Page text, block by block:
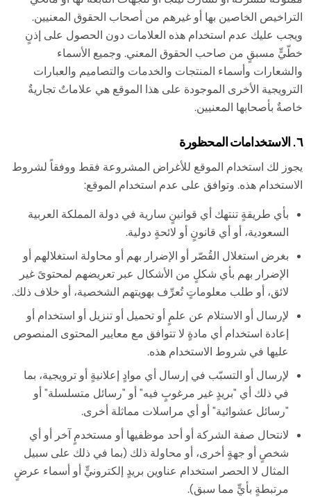
التراخيص الخاصين بها أو غيرهم من أصحاب الحقوق المعنيين.
ويجب عليك عدم استخدام هذه العلامات دون الحصول على إذنٍ
خطّيٍّ مسبقٍ من صاحب الحقوق المعني. وجميع الأسماء
والشعارات وأسماء المنتجات والخدمات والتصاميم والعبارات
الترويجية الأخرى الموجودة على هذا الموقع هي علاماتٌ تجاريةٌ
خاصةٌ بأصحابها المعنيين.
٦. الاستخدامات المحظورة
يجوز لك استخدام الموقع للأغراض المشروعة فقط ووفقاً لشروط
الاستخدام هذه. وتوافق على عدم استخدام الموقع:
بأي طريقةٍ تنتهك أي قوانينٍ سارية في دولة المملكة العربية
السعودية، أو أي قانونٍ أو لائحةٍ دولية.
بغرض استغلال القُصّر أو الإضرار بهم أو محاولة استغلالهم أو
الإضرار بهم بأي شكلٍ من الأشكال عبر تعريضهم لمحتوىً غير
لائق، أو طلب معلوماتٍ تُعرِّف بهويتهم الشخصية، أو خلاف ذلك.
لإرسال أو الاستلام عن علمٍ أو تحميل أو تنزيل أو استخدام أو
إعادة استخدام أي مادةٍ لا تتوافق مع معايير المحتوى المنصوص
عليها في شروط الاستخدام هذه.
لإرسال أو التسبّب في إرسال أي موادٍ إعلانيةٍ أو ترويجية، بما
في ذلك أي "بريدٍ غير مرغوبٍ فيه" أو "رسائل متسلسلة" أو
"رسائل عشوائية" أو أي مراسلات مماثلة أخرى.
لانتحال صفة الشركة أو أحد موظفيها أو مستخدمٍ آخر أو أي
شخصٍ أو جهةٍ أخرى، أو محاولة ذلك (بما في ذلك على سبيل
المثال لا الحصر استخدام عناوين بريدٍ إلكترونيٍّ أو أسماء عرضٍ
مرتبطةٍ بأيٍّ مما سبق).